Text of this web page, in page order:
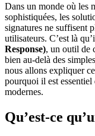
Dans un monde où les
sophistiquées, les
signatures ne suffisent
utilisateurs. C’est là
Response), un outil de
bien au-delà des
nous allons expliquer
pourquoi il est essentiel
modernes.
Qu’est-ce